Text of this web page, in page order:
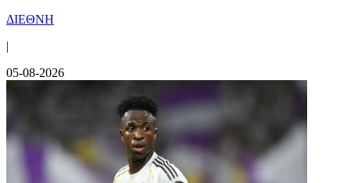
ΔΙΕΘΝΗ
|
05-08-2026